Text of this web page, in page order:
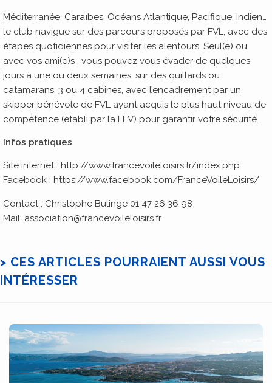
Méditerranée, Caraïbes, Océans Atlantique, Pacifique, Indien…
le club navigue sur des parcours proposés par FVL, avec des
étapes quotidiennes pour visiter les alentours. Seul(e) ou
avec vos ami(e)s , vous pouvez vous évader de quelques
jours à une ou deux semaines, sur des quillards ou
catamarans, 3 ou 4 cabines, avec l’encadrement par un
skipper bénévole de FVL ayant acquis le plus haut niveau de
compétence (établi par la FFV) pour garantir votre sécurité.
Infos pratiques
Site internet : http://www.francevoileloisirs.fr/index.php
Facebook : https://www.facebook.com/FranceVoileLoisirs/
Contact : Christophe Bulinge 01 47 26 36 98
Mail: association@francevoileloisirs.fr
> CES ARTICLES POURRAIENT AUSSI VOUS
INTÉRESSER